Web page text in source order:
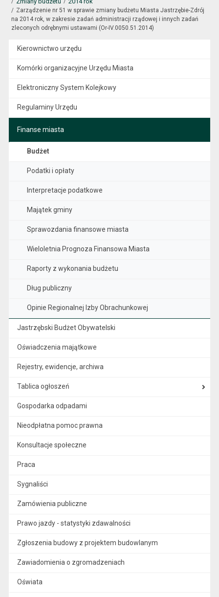
Zarządzenie nr 51 w sprawie zmiany budżetu Miasta Jastrzębie-Zdrój
na 2014 rok, w zakresie zadań administracji rządowej i innych zadań
zleconych odrębnymi ustawami (Or-IV.0050.51.2014)
Kierownictwo urzędu
Komórki organizacyjne Urzędu Miasta
Elektroniczny System Kolejkowy
Regulaminy Urzędu
Finanse miasta
Budżet
Podatki i opłaty
Interpretacje podatkowe
Majątek gminy
Sprawozdania finansowe miasta
Wieloletnia Prognoza Finansowa Miasta
Raporty z wykonania budżetu
Dług publiczny
Opinie Regionalnej Izby Obrachunkowej
Jastrzębski Budżet Obywatelski
Oświadczenia majątkowe
Rejestry, ewidencje, archiwa
Tablica ogłoszeń
Gospodarka odpadami
Nieodpłatna pomoc prawna
Konsultacje społeczne
Praca
Sygnaliści
Zamówienia publiczne
Prawo jazdy - statystyki zdawalności
Zgłoszenia budowy z projektem budowlanym
Zawiadomienia o zgromadzeniach
Oświata